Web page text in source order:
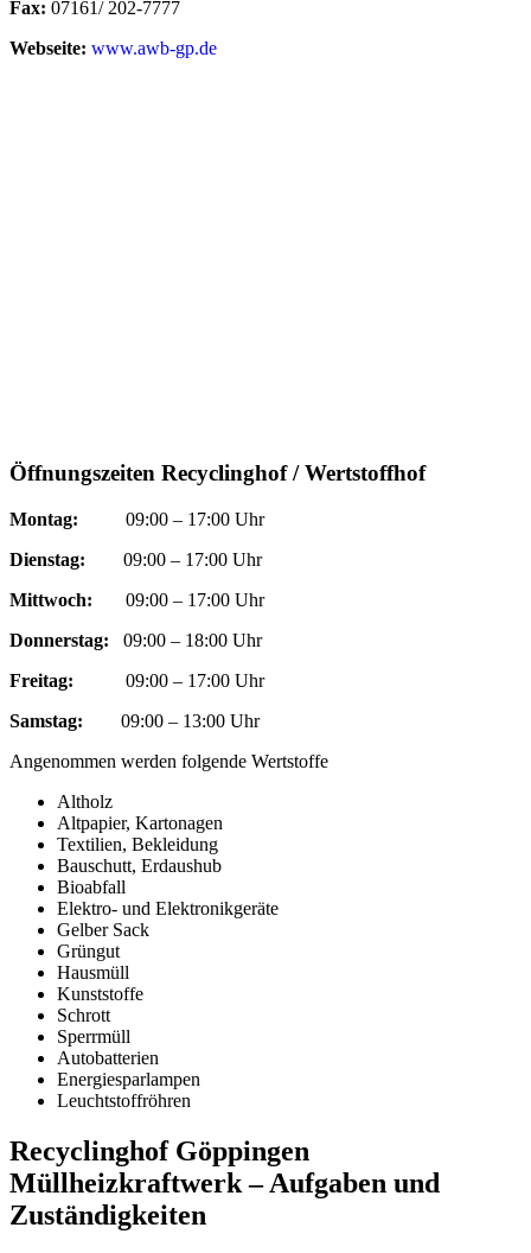
Fax: 07161/ 202-7777
Webseite: www.awb-gp.de
Öffnungszeiten Recyclinghof / Wertstoffhof
Montag: 09:00 – 17:00 Uhr
Dienstag: 09:00 – 17:00 Uhr
Mittwoch: 09:00 – 17:00 Uhr
Donnerstag: 09:00 – 18:00 Uhr
Freitag: 09:00 – 17:00 Uhr
Samstag:
09:00 – 13:00 Uhr
Angenommen werden folgende Wertstoffe
Altholz
Altpapier, Kartonagen
Textilien, Bekleidung
Bauschutt, Erdaushub
Bioabfall
Elektro- und Elektronikgeräte
Gelber Sack
Grüngut
Hausmüll
Kunststoffe
Schrott
Sperrmüll
Autobatterien
Energiesparlampen
Leuchtstoffröhren
Recyclinghof Göppingen
Müllheizkraftwerk – Aufgaben und
Zuständigkeiten